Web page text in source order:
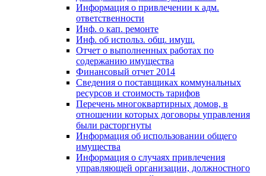
Информация о привлечении к адм.
ответственности
Инф. о кап. ремонте
Инф. об использ. общ. имущ.
Отчет о выполненных работах по
содержанию имущества
Финансовый отчет 2014
Сведения о поставщиках коммунальных
ресурсов и стоимость тарифов
Перечень многоквартирных домов, в
отношении которых договоры управления
были расторгнуты
Информация об использовании общего
имущества
Информация о случаях привлечения
управляющей организации, должностного